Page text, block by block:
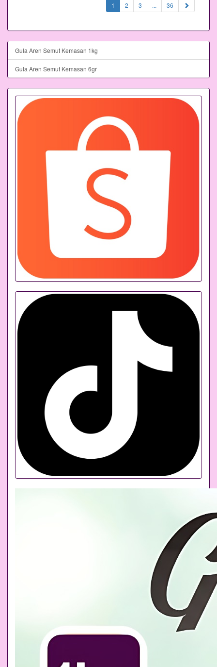
1 (current)
2 3 ... 36
Gula Aren Semut Kemasan 1kg
Gula Aren Semut Kemasan 6gr